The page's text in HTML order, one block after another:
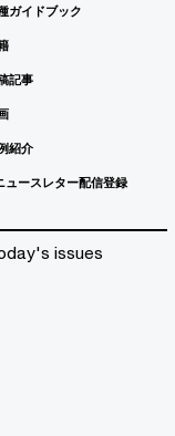
ガイドブック
記事
紹介
ュースレター配信登録
issues